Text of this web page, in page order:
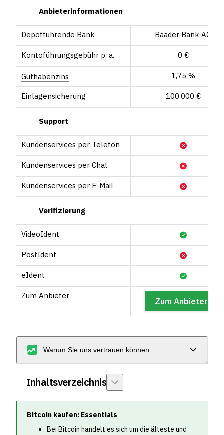
Anbieterinformationen
Depot­führende Bank Baader Bank AG
Konto­führungs­gebühr p. a. 0 €
Guthaben­zins 1,75 %
Einlagensicherung 100.000 €
Support
Kunden­services per Telefon
Kunden­services per Chat
Kunden­services per E-Mail
Verifizierung
VideoIdent
PostIdent
eIdent
Zum Anbieter
Zum Anbieter
Warum Sie uns vertrauen können
Inhaltsverzeichnis
Bitcoin kaufen: Essentials
Bei Bitcoin handelt es sich um die älteste und